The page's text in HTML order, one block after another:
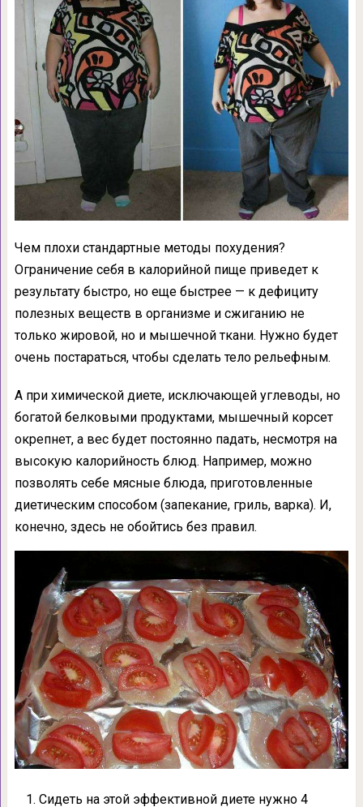
Чем плохи стандартные методы похудения?
Ограничение себя в калорийной пище приведет к
результату быстро, но еще быстрее — к дефициту
полезных веществ в организме и сжиганию не
только жировой, но и мышечной ткани. Нужно будет
очень постараться, чтобы сделать тело рельефным.
А при химической диете, исключающей углеводы, но
богатой белковыми продуктами, мышечный корсет
окрепнет, а вес будет постоянно падать, несмотря на
высокую калорийность блюд. Например, можно
позволять себе мясные блюда, приготовленные
диетическим способом (запекание, гриль, варка). И,
конечно, здесь не обойтись без правил.
Сидеть на этой эффективной диете нужно 4